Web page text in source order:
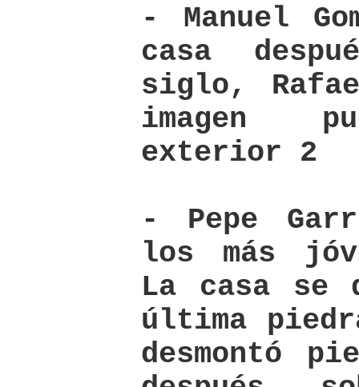
- Manuel
casa
siglo,
imagen
exterior 2
- Pepe
los más
La casa se
última
desmontó